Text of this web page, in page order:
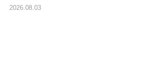
2026.08.03